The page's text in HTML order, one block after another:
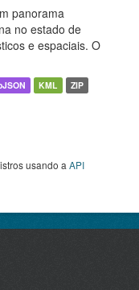
panorama
no estado de
e espaciais. O
KML
ZIP
usando a API